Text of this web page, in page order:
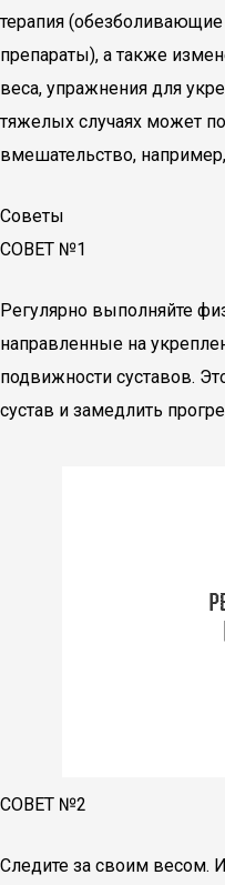
терапия
препараты), а также
веса, упражнения для
тяжелых случаях может
вмешательство,
Советы
СОВЕТ №1
Регулярно выполняйте
направленные на
подвижности суставов.
сустав и замедлить
СОВЕТ №2
Следите за своим весом.